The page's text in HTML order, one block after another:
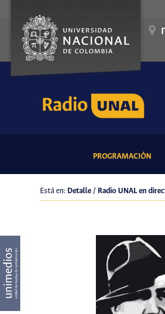
PROGRAMACIÓN
Está en: Detalle / Radio UNAL en